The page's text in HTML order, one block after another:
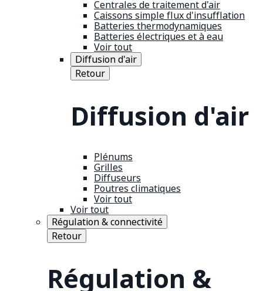
Centrales de traitement d'air
Caissons simple flux d'insufflation
Batteries thermodynamiques
Batteries électriques et à eau
Voir tout
Diffusion d'air
Retour
Diffusion d'air
Plénums
Grilles
Diffuseurs
Poutres climatiques
Voir tout
Voir tout
Régulation & connectivité
Retour
Régulation &